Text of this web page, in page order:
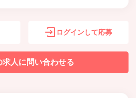
ログインして応募
求人に問い合わせる